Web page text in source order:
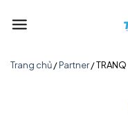
Trang chủ/Partner/TRANQ